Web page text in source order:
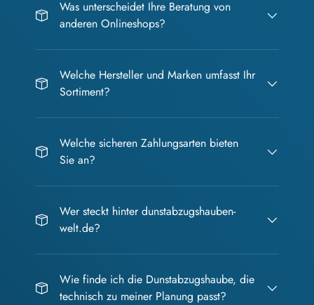
Was unterscheidet Ihre Beratung von
anderen Onlineshops?
Welche Hersteller und Marken umfasst Ihr
Sortiment?
Welche sicheren Zahlungsarten bieten
Sie an?
Wer steckt hinter dunstabzugshauben-
welt.de?
Wie finde ich die Dunstabzugshaube, die
technisch zu meiner Planung passt?